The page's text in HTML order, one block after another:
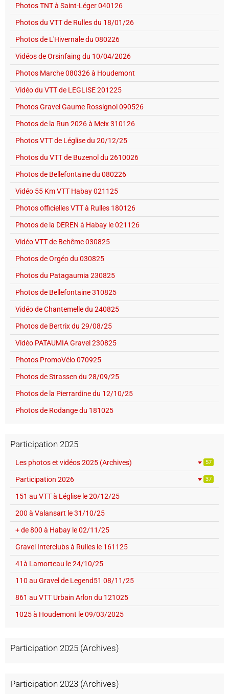
Photos TNT à Saint-Léger 040126
Photos du VTT de Rulles du 18/01/26
Photos de L'Hivernale du 080226
Vidéos de Orsinfaing du 10/04/2026
Photos Marche 080326 à Houdemont
Vidéo du VTT de LEGLISE 201225
Photos Gravel Gaume Rossignol 090526
Photos de la Run 2026 à Meix 310126
Photos VTT de Léglise du 20/12/25
Photos du VTT de Buzenol du 2610026
Photos de Bellefontaine du 080226
Vidéo 55 Km VTT Habay 021125
Photos officielles VTT à Rulles 180126
Photos de la DEREN à Habay le 021126
Vidéo VTT de Behême 030825
Photos de Orgéo du 030825
Photos du Patagaumia 230825
Photos de Bellefontaine 310825
Vidéo de Chantemelle du 240825
Photos de Bertrix du 29/08/25
Vidéo PATAUMIA Gravel 230825
Photos PromoVélo 070925
Photos de Strassen du 28/09/25
Photos de la Pierrardine du 12/10/25
Photos de Rodange du 181025
Participation 2025
Les photos et vidéos 2025 (Archives) 57
Participation 2026 37
151 au VTT à Léglise le 20/12/25
200 à Valansart le 31/10/25
+ de 800 à Habay le 02/11/25
Gravel Interclubs à Rulles le 161125
41à Lamorteau le 24/10/25
110 au Gravel de Legend51 08/11/25
861 au VTT Urbain Arlon du 121025
1025 à Houdemont le 09/03/2025
Participation 2025 (Archives)
Participation 2023 (Archives)